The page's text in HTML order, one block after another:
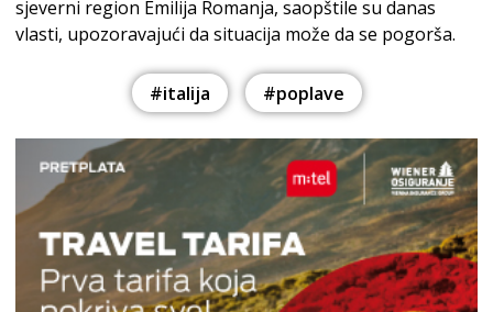
sjeverni region Emilija Romanja, saopštile su danas
vlasti, upozoravajući da situacija može da se pogorša.
#italija #poplave